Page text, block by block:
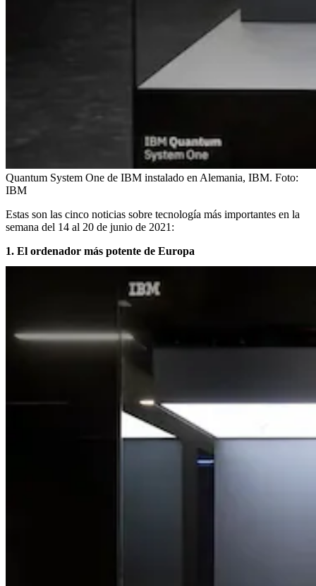
Quantum System One de IBM instalado en Alemania, IBM. Foto:
IBM
Estas son las cinco noticias sobre tecnología más importantes en la
semana del 14 al 20 de junio de 2021:
1. El ordenador más potente de Europa